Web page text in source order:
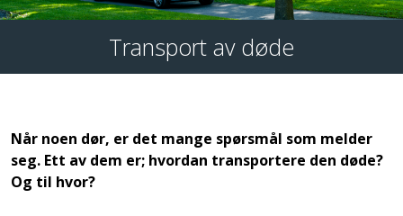
Transport av døde
Når noen dør, er det mange spørsmål som melder
seg. Ett av dem er; hvordan transportere den døde?
Og til hvor?